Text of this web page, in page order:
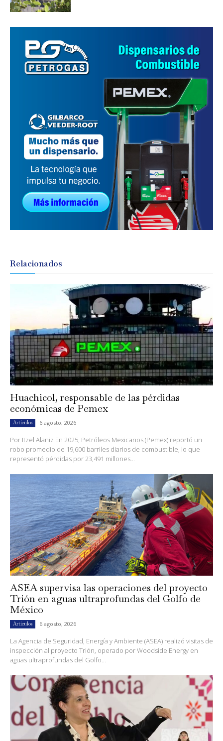
Relacionados
Huachicol, responsable de las pérdidas
económicas de Pemex
Artículos 6 agosto, 2026
Por Itzel Alaniz En 2025, Petróleos Mexicanos (Pemex) reportó un
robo promedio de 19,600 barriles diarios de combustible, lo que
representó pérdidas por 23,491 millones...
ASEA supervisa las operaciones del proyecto
Trión en aguas ultraprofundas del Golfo de
México
Artículos 6 agosto, 2026
La Agencia de Seguridad, Energía y Ambiente (ASEA) realizó visitas de
inspección al proyecto Trión, operado por Woodside Energy en
aguas ultraprofundas del Golfo...